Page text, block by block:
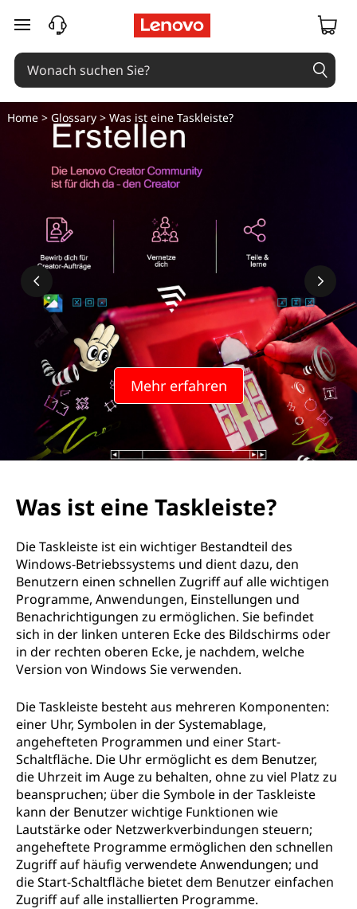
W
a
k
zum Hauptinhalt springen
Mehr erfahren
Home> Glossary> Was ist eine Taskleiste?
Was ist eine Taskleiste?
Die Taskleiste ist ein wichtiger Bestandteil des
Windows-Betriebssystems und dient dazu, den
Benutzern einen schnellen Zugriff auf alle wichtigen
Programme, Anwendungen, Einstellungen und
Benachrichtigungen zu ermöglichen. Sie befindet
sich in der linken unteren Ecke des Bildschirms oder
in der rechten oberen Ecke, je nachdem, welche
Version von Windows Sie verwenden.
Die Taskleiste besteht aus mehreren Komponenten:
einer Uhr, Symbolen in der Systemablage,
angehefteten Programmen und einer Start-
Schaltfläche. Die Uhr ermöglicht es dem Benutzer,
die Uhrzeit im Auge zu behalten, ohne zu viel Platz zu
beanspruchen; über die Symbole in der Taskleiste
kann der Benutzer wichtige Funktionen wie
Lautstärke oder Netzwerkverbindungen steuern;
angeheftete Programme ermöglichen den schnellen
Zugriff auf häufig verwendete Anwendungen; und
die Start-Schaltfläche bietet dem Benutzer einfachen
Zugriff auf alle installierten Programme.